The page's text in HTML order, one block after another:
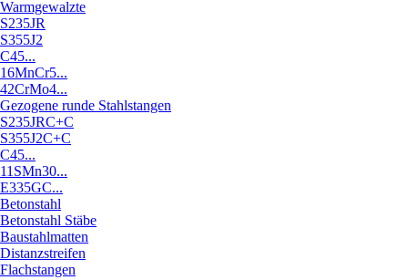
Warmgewalzte
S235JR
S355J2
C45...
16MnCr5...
42CrMo4...
Gezogene runde Stahlstangen
S235JRC+C
S355J2C+C
C45...
11SMn30...
E335GC...
Betonstahl
Betonstahl Stäbe
Baustahlmatten
Distanzstreifen
Flachstangen